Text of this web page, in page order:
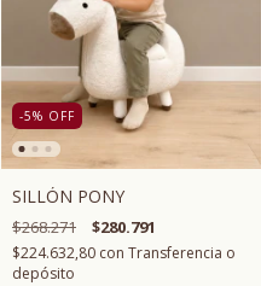
-5% OFF
SILLÓN PONY
$268.271 $280.791
$224.632,80 con Transferencia o
depósito